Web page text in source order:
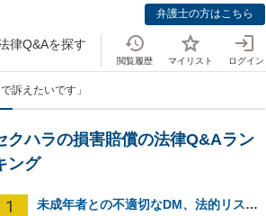
弁護士の方はこちら
律Q&Aを探す
閲覧履歴 マイリスト ログイン
訴えたいです」
クハラの損害賠償の法律Q&Aラン
ング
1 未成年者との不適切なDM、法的リスクと安全対策は？